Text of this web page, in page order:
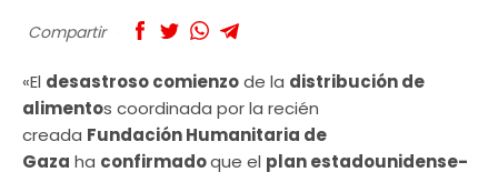
Compartir
«El desastroso comienzode la distribución de
alimentos coordinada por la recién
creada Fundación Humanitaria de
Gaza ha confirmadoque el plan estadounidense-